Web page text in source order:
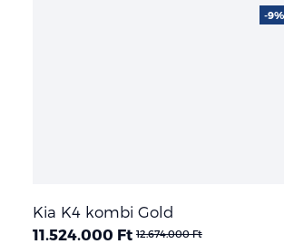
Kia K4 kombi Gold
11.524.000 Ft 12.674.000 Ft
-